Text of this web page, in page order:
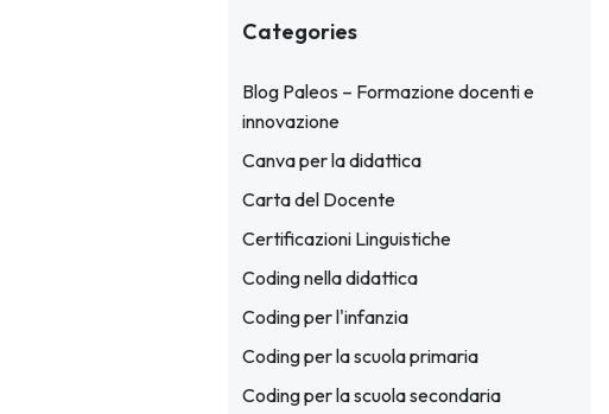
Categories
Blog Paleos – Formazione docenti e
innovazione
Canva per la didattica
Carta del Docente
Certificazioni Linguistiche
Coding nella didattica
Coding per l'infanzia
Coding per la scuola primaria
Coding per la scuola secondaria